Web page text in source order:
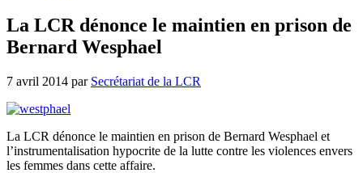
La LCR dénonce le maintien en prison de
Bernard Wesphael
7 avril 2014 par Secrétariat de la LCR
La LCR dénonce le maintien en prison de Bernard Wesphael et
l’instrumentalisation hypocrite de la lutte contre les violences envers
les femmes dans cette affaire.